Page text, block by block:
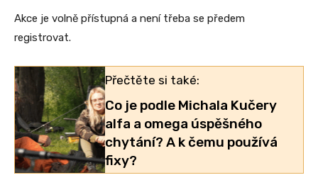
Akce je volně přístupná a není třeba se předem
registrovat.
Přečtěte si také:
Co je podle Michala Kučery
alfa a omega úspěšného
chytání? A k čemu používá
fixy?